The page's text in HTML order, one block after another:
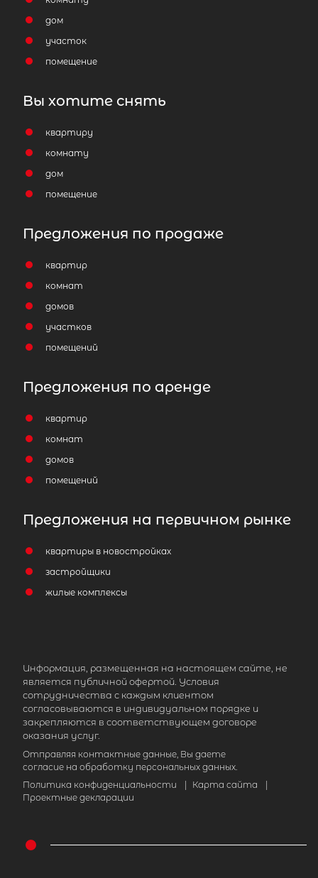
дом
участок
помещение
Вы хотите снять
квартиру
комнату
дом
помещение
Предложения по продаже
квартир
комнат
домов
участков
помещений
Предложения по аренде
квартир
комнат
домов
помещений
Предложения на первичном рынке
квартиры в новостройках
застройщики
жилые комплексы
Информация, размещенная на настоящем сайте, не
является публичной офертой. Условия
сотрудничества с каждым клиентом
согласовываются в индивидуальном порядке и
закрепляются в соответствующем договоре
оказания услуг.
Отправляя контактные данные, Вы даете
согласие на обработку персональных данных.
Политика конфиденциальности
Карта сайта
Проектные декларации